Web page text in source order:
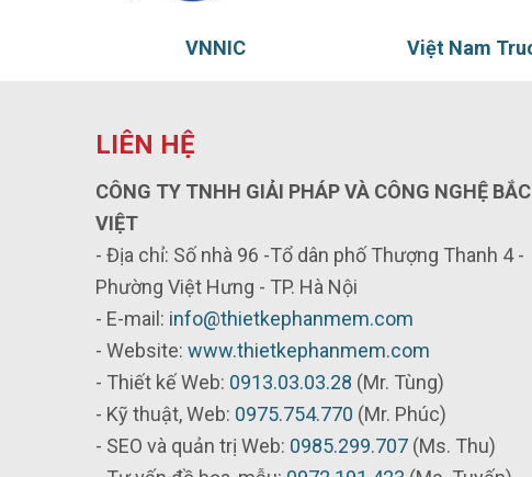
Việt Nam Truct
LIÊN HỆ
CÔNG TY TNHH GIẢI PHÁP VÀ CÔNG NGHỆ BẮC
VIỆT
- Địa chỉ: Số nhà 96 -Tổ dân phố Thượng Thanh 4 -
Phường Việt Hưng - TP. Hà Nội
- E-mail: info@thietkephanmem.com
- Website: www.thietkephanmem.com
- Thiết kế Web: 0913.03.03.28 (Mr. Tùng)
- Kỹ thuật, Web: 0975.754.770 (Mr. Phúc)
- SEO và quản trị Web: 0985.299.707 (Ms. Thu)